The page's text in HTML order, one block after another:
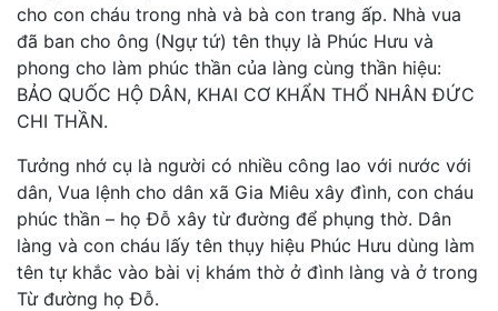
cho con cháu trong nhà và bà con trang ấp. Nhà vua
đã ban cho ông (Ngự tứ) tên thụy là Phúc Hưu và
phong cho làm phúc thần của làng cùng thần hiệu:
BẢO QUỐC HỘ DÂN, KHAI CƠ KHẨN THỔ NHÂN ĐỨC
CHI THẦN.
Tưởng nhớ cụ là người có nhiều công lao với nước với
dân, Vua lệnh cho dân xã Gia Miêu xây đình, con cháu
phúc thần – họ Đỗ xây từ đường để phụng thờ. Dân
làng và con cháu lấy tên thụy hiệu Phúc Hưu dùng làm
tên tự khắc vào bài vị khám thờ ở đình làng và ở trong
Từ đường họ Đỗ.